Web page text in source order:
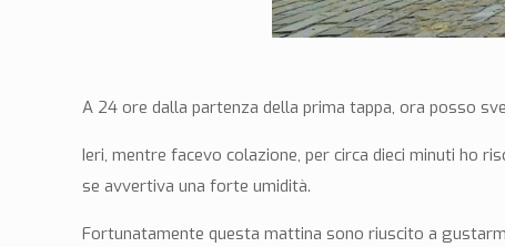
A 24 ore dalla partenza della prima tappa, ora posso
Ieri, mentre facevo colazione, per circa dieci minuti ho
se avvertiva una forte umidità.
Fortunatamente questa mattina sono riuscito a